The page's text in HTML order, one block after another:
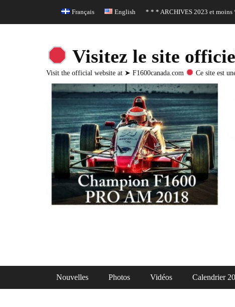
Header Top Menu
Skip Français English * * * ARCHIVES 2023 et
Visitez le site
Visit the official website at ➤ F1600canada.com Ce site est
Primary Menu
Skip
Nouvelles Photos Vidéos Calendrier